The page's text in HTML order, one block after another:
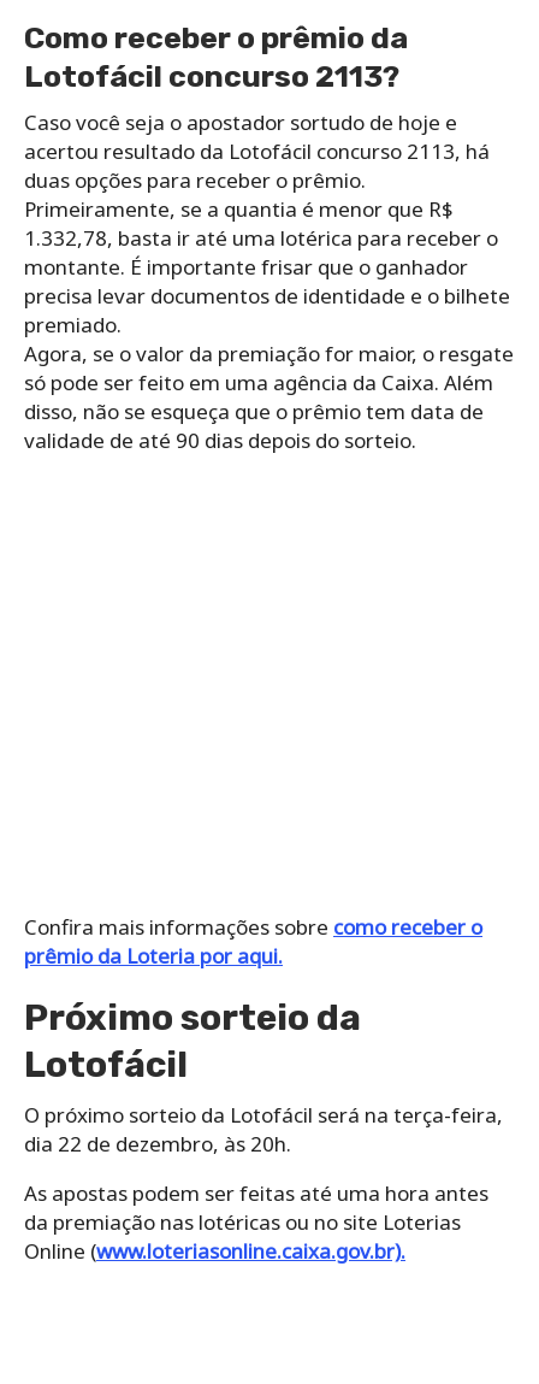
Como receber o prêmio da
Lotofácil concurso 2113?
Caso você seja o apostador sortudo de hoje e
acertou resultado da Lotofácil concurso 2113, há
duas opções para receber o prêmio.
Primeiramente, se a quantia é menor que R$
1.332,78, basta ir até uma lotérica para receber o
montante. É importante frisar que o ganhador
precisa levar documentos de identidade e o bilhete
premiado.
Agora, se o valor da premiação for maior, o resgate
só pode ser feito em uma agência da Caixa. Além
disso, não se esqueça que o prêmio tem data de
validade de até 90 dias depois do sorteio.
Confira mais informações sobre como receber o
prêmio da Loteria por aqui.
Próximo sorteio da
Lotofácil
O próximo sorteio da Lotofácil será na terça-feira,
dia 22 de dezembro, às 20h.
As apostas podem ser feitas até uma hora antes
da premiação nas lotéricas ou no site Loterias
Online (www.loteriasonline.caixa.gov.br).